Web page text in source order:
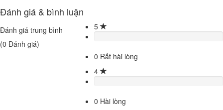
Đánh giá & bình luận
Đánh giá trung bình
(0 Đánh giá)
5
0 Rất hài lòng
4
0 Hài lòng